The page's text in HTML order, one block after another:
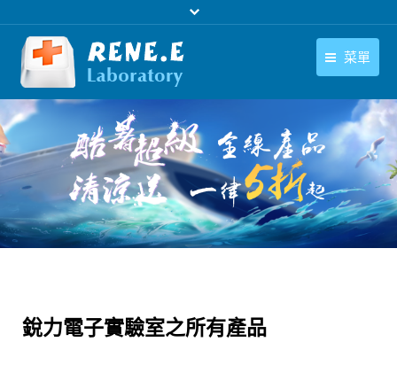
菜單
下載中心
購買
聯絡我們
繁體中文
銳力電子實驗室之所有產品